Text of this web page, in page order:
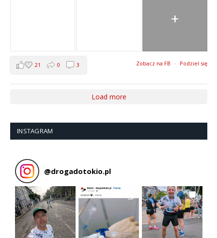
+
Zobacz na FB · Podziel się
21 0 3
Load more
INSTAGRAM
@drogadotokio.pl